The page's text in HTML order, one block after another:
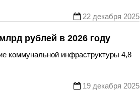
22 декабря 2025
рублей в 2026 году
коммунальной инфраструктуры 4,8
19 декабря 2025